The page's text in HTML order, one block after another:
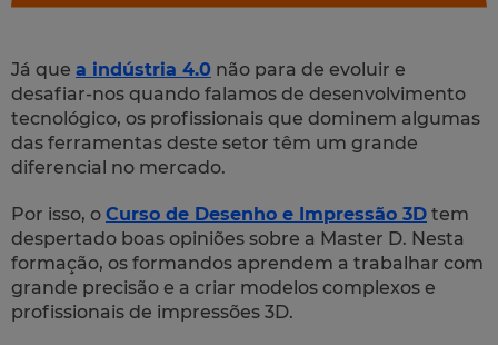
Já que a indústria 4.0 não para de evoluir e
desafiar-nos quando falamos de desenvolvimento
tecnológico, os profissionais que dominem algumas
das ferramentas deste setor têm um grande
diferencial no mercado.
Por isso, o Curso de Desenho e Impressão 3D tem
despertado boas opiniões sobre a Master D. Nesta
formação, os formandos aprendem a trabalhar com
grande precisão e a criar modelos complexos e
profissionais de impressões 3D.